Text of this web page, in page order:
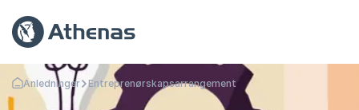
Gå tilbake til startsiden
Anledninger Entreprenørskapsarrangement